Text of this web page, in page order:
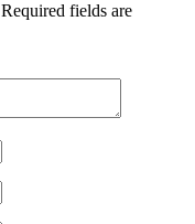
Required fields are